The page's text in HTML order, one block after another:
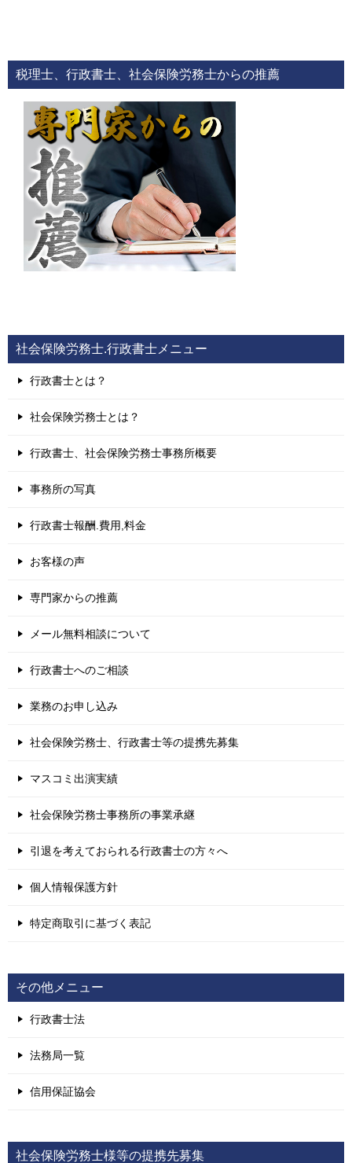
税理士、行政書士、社会保険労務士からの推薦
社会保険労務士.行政書士メニュー
行政書士とは？
社会保険労務士とは？
行政書士、社会保険労務士事務所概要
事務所の写真
行政書士報酬.費用,料金
お客様の声
専門家からの推薦
メール無料相談について
行政書士へのご相談
業務のお申し込み
社会保険労務士、行政書士等の提携先募集
マスコミ出演実績
社会保険労務士事務所の事業承継
引退を考えておられる行政書士の方々へ
個人情報保護方針
特定商取引に基づく表記
その他メニュー
行政書士法
法務局一覧
信用保証協会
社会保険労務士様等の提携先募集